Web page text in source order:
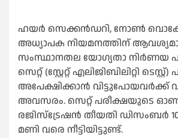
ഹയർ സെക്കൻഡറി, നോണ്‍
അധ്യാപക നിയമനത്തിന്
സംസ്ഥാനതല യോഗ്യതാ നിർണയ
സെറ്റ് (സ്റ്റേറ്റ് എലിജിബിലിറ്റി
അപേക്ഷിക്കാൻ വിട്ടുപോയവർക്ക്
അവസരം. സെറ്റ് പരീക്ഷയുടെ
രജിസ്ട്രേഷൻ തീയതി ഡിസംബർ
മണി വരെ നീട്ടിയിട്ടുണ്ട്.